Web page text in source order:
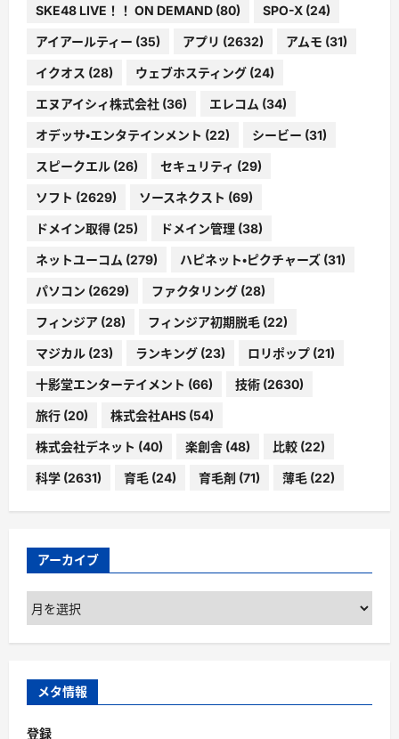
SKE48 LIVE！！ ON DEMAND (80) SPO-X (24)
アイアールティー (35) アプリ (2632) アムモ (31)
イクオス (28) ウェブホスティング (24)
エヌアイシィ株式会社 (36) エレコム (34)
オデッサ・エンタテインメント (22) シービー (31)
スピークエル (26) セキュリティ (29)
ソフト (2629) ソースネクスト (69)
ドメイン取得 (25) ドメイン管理 (38)
ネットユーコム (279) ハピネット・ピクチャーズ (31)
パソコン (2629) ファクタリング (28)
フィンジア (28) フィンジア初期脱毛 (22)
マジカル (23) ランキング (23) ロリポップ (21)
十影堂エンターテイメント (66) 技術 (2630)
旅行 (20) 株式会社AHS (54)
株式会社デネット (40) 楽創舎 (48) 比較 (22)
科学 (2631) 育毛 (24) 育毛剤 (71) 薄毛 (22)
アーカイブ
ア
ー
カ
ブ
メタ情報
登録